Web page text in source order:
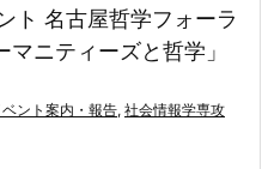
ト 名古屋哲学フォーラ
ニティーズと哲学」
ベント案内・報告, 社会情報学専攻